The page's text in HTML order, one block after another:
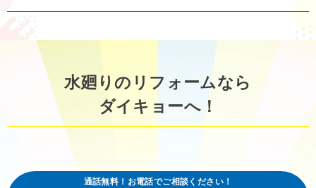
水廻りのリフォームなら
ダイキョーへ！
通話無料！お電話でご相談ください！